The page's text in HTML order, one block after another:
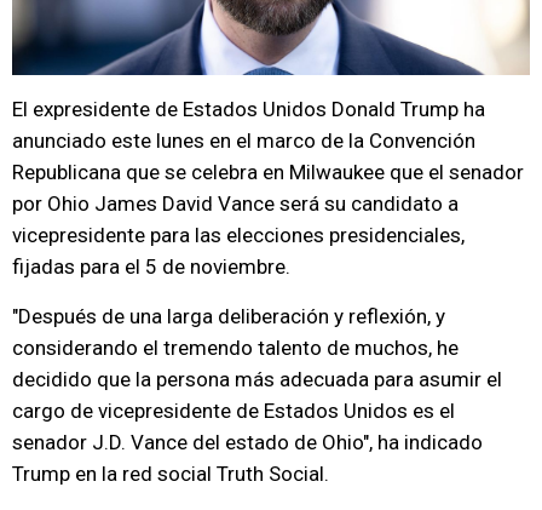
El expresidente de Estados Unidos Donald Trump ha
anunciado este lunes en el marco de la Convención
Republicana que se celebra en Milwaukee que el senador
por Ohio James David Vance será su candidato a
vicepresidente para las elecciones presidenciales,
fijadas para el 5 de noviembre.
"Después de una larga deliberación y reflexión, y
considerando el tremendo talento de muchos, he
decidido que la persona más adecuada para asumir el
cargo de vicepresidente de Estados Unidos es el
senador J.D. Vance del estado de Ohio", ha indicado
Trump en la red social Truth Social.